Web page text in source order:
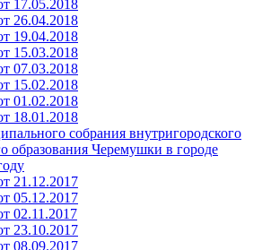
17.05.2018
26.04.2018
19.04.2018
15.03.2018
07.03.2018
15.02.2018
01.02.2018
18.01.2018
собрания внутригородского
образования Черемушки в городе
21.12.2017
05.12.2017
02.11.2017
23.10.2017
08.09.2017